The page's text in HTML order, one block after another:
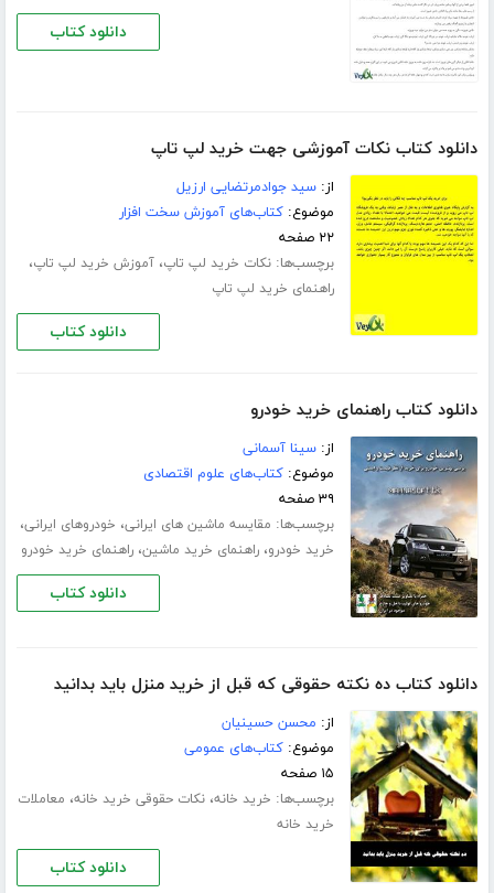
دانلود کتاب
دانلود کتاب نکات آموزشی جهت خرید لپ تاپ
از:سید جوادمرتضایی ارزیل
موضوع:کتاب‌های آموزش سخت افزار
۲۲ صفحه
برچسب‌ها:نکات خرید لپ تاپ،آموزش خرید لپ تاپ،
راهنمای خرید لپ تاپ
دانلود کتاب
دانلود کتاب راهنمای خرید خودرو
از:سینا آسمانی
موضوع:کتاب‌های علوم اقتصادی
۳۹ صفحه
برچسب‌ها: مقایسه ماشین های ایرانی، خودروهای ایرانی،
خرید خودرو،راهنمای خرید ماشین،راهنمای خرید خودرو
دانلود کتاب
دانلود کتاب ده نکته حقوقی که قبل از خرید منزل باید بدانید
از: محسن حسینیان
موضوع:کتاب‌های عمومی
۱۵ صفحه
برچسب‌ها: خرید خانه،نکات حقوقی خرید خانه، معاملات
خرید خانه
دانلود کتاب